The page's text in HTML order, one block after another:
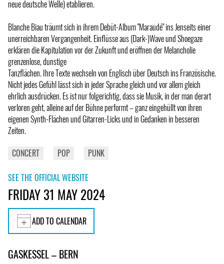
neue deutsche Welle) etablieren.
Blanche Biau träumt sich in ihrem Debüt-Album "Maraudé" ins Jenseits einer
unerreichbaren Vergangenheit. Einflüsse aus (Dark-)Wave und Shoegaze
erklären die Kapitulation vor der Zukunft und eröffnen der Melancholie
grenzenlose, dunstige
Tanzflächen. Ihre Texte wechseln von Englisch über Deutsch ins Französische.
Nicht jedes Gefühl lässt sich in jeder Sprache gleich und vor allem gleich
ehrlich ausdrücken. Es ist nur folgerichtig, dass sie Musik, in der man derart
verloren geht, alleine auf der Bühne performt – ganz eingehüllt von ihren
eigenen Synth-Flächen und Gitarren-Licks und in Gedanken in besseren
Zeiten.
CONCERT
POP PUNK
SEE THE OFFICIAL WEBSITE
FRIDAY 31 MAY 2024
ADD TO CALENDAR
GASKESSEL – BERN